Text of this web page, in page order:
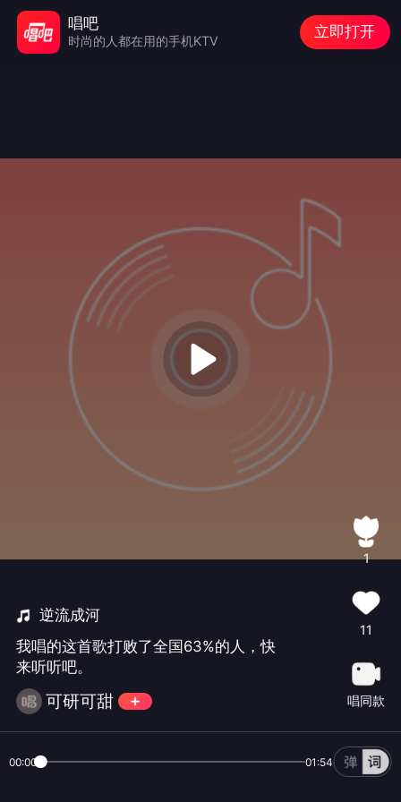
逆流成河
我唱的这首歌打败了全国63%的人，快
来听听吧。
可研可甜
1
11
唱同款
00:00 01:54
唱吧
时尚的人都在用的手机KTV
立即打开